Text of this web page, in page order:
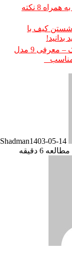
راهنمای خرید کتونی به همراه 8 نکته
شستن کیف با
بدانید!
خرید پوتین زنانه شیک – معرفی 9 مدل
مناسب
Shadman1403-05-14
6 دقیقه